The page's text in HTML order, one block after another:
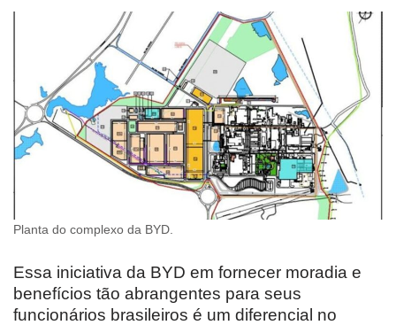
Planta do complexo da BYD.
Essa iniciativa da BYD em fornecer moradia e
benefícios tão abrangentes para seus
funcionários brasileiros é um diferencial no